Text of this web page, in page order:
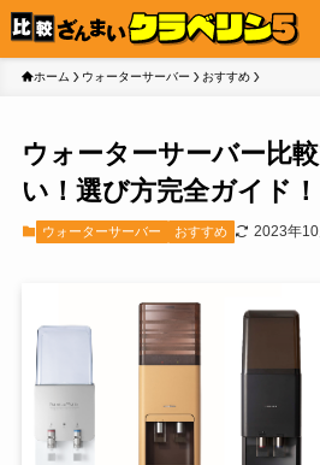
ホーム ウォーターサーバー おすすめ
ウォーターサーバー比
い！選び方完全ガイド！
ウォーターサーバー おすすめ 2023年10